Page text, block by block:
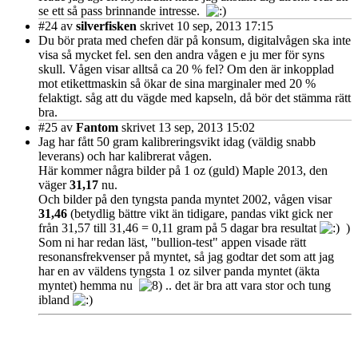
se ett så pass brinnande intresse.
#24 av silverfisken skrivet 10 sep, 2013 17:15
Du bör prata med chefen där på konsum, digitalvågen ska inte
visa så mycket fel. sen den andra vågen e ju mer för syns
skull. Vågen visar alltså ca 20 % fel? Om den är inkopplad
mot etikettmaskin så ökar de sina marginaler med 20 %
felaktigt. såg att du vägde med kapseln, då bör det stämma rätt
bra.
#25 av Fantom skrivet 13 sep, 2013 15:02
Jag har fått 50 gram kalibreringsvikt idag (väldig snabb
leverans) och har kalibrerat vågen.
Här kommer några bilder på 1 oz (guld) Maple 2013, den
väger31,17 nu.
Och bilder på den tyngsta panda myntet 2002, vågen visar
31,46 (betydlig bättre vikt än tidigare, pandas vikt gick ner
från 31,57 till 31,46 = 0,11 gram på 5 dagar bra resultat
)
Som ni har redan läst, "bullion-test" appen visade rätt
resonansfrekvenser på myntet, så jag godtar det som att jag
har en av väldens tyngsta 1 oz silver panda myntet (äkta
myntet) hemma nu
.. det är bra att vara stor och tung
ibland